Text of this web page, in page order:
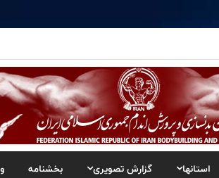
استانها گزارش تصویری بخشنامه